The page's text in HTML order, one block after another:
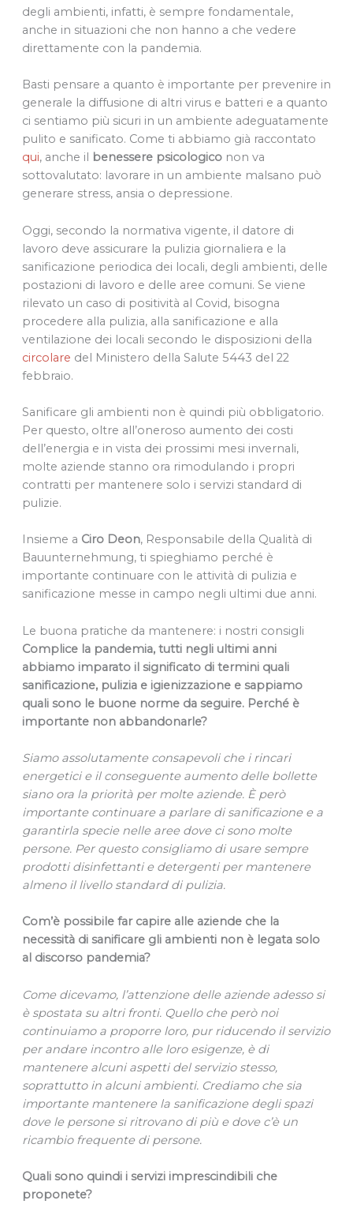
degli ambienti, infatti, è sempre fondamentale,
anche in situazioni che non hanno a che vedere
direttamente con la pandemia.
Basti pensare a quanto è importante per prevenire in
generale la diffusione di altri virus e batteri e a quanto
ci sentiamo più sicuri in un ambiente adeguatamente
pulito e sanificato. Come ti abbiamo già raccontato
qui, anche il benessere psicologiconon va
sottovalutato: lavorare in un ambiente malsano può
generare stress, ansia o depressione.
Oggi, secondo la normativa vigente, il datore di
lavoro deve assicurare la pulizia giornaliera e la
sanificazione periodica dei locali, degli ambienti, delle
postazioni di lavoro e delle aree comuni. Se viene
rilevato un caso di positività al Covid, bisogna
procedere alla pulizia, alla sanificazione e alla
ventilazione dei locali secondo le disposizioni della
circolare del Ministero della Salute 5443 del 22
febbraio.
Sanificare gli ambienti non è quindi più obbligatorio.
Per questo, oltre all’oneroso aumento dei costi
dell’energia e in vista dei prossimi mesi invernali,
molte aziende stanno ora rimodulando i propri
contratti per mantenere solo i servizi standard di
pulizie.
Insieme a Ciro Deon, Responsabile della Qualità di
Bauunternehmung, ti spieghiamo perché è
importante continuare con le attività di pulizia e
sanificazione messe in campo negli ultimi due anni.
Le buona pratiche da mantenere: i nostri consigli
Complice la pandemia, tutti negli ultimi anni
abbiamo imparato il significato di termini quali
sanificazione, pulizia e igienizzazione e sappiamo
quali sono le buone norme da seguire. Perché è
importante non abbandonarle?
Siamo assolutamente consapevoli che i rincari
energetici e il conseguente aumento delle bollette
siano ora la priorità per molte aziende. È però
importante continuare a parlare di sanificazione e a
garantirla specie nelle aree dove ci sono molte
persone. Per questo consigliamo di usare sempre
prodotti disinfettanti e detergenti per mantenere
almeno il livello standard di pulizia.
Com’è possibile far capire alle aziende che la
necessità di sanificare gli ambienti non è legata solo
al discorso pandemia?
Come dicevamo, l’attenzione delle aziende adesso si
è spostata su altri fronti. Quello che però noi
continuiamo a proporre loro, pur riducendo il servizio
per andare incontro alle loro esigenze, è di
mantenere alcuni aspetti del servizio stesso,
soprattutto in alcuni ambienti. Crediamo che sia
importante mantenere la sanificazione degli spazi
dove le persone si ritrovano di più e dove c’è un
ricambio frequente di persone.
Quali sono quindi i servizi imprescindibili che
proponete?